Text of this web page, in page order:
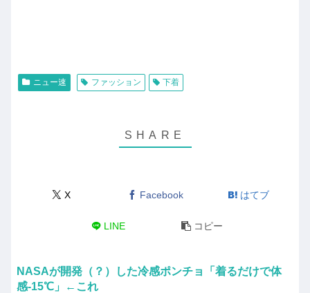
ニュー速 ファッション 下着
X Facebook はてブ
LINE コピー
NASAが開発（？）した冷感ポンチョ「着るだけで体
感-15℃」←これ